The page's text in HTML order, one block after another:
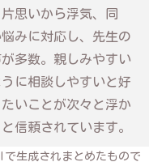
思いから浮気、同
みに対応し、先生の
多数。親しみやすい
に相談しやすいと好
いことが次々と浮か
信頼されています。
生成されまとめたもので